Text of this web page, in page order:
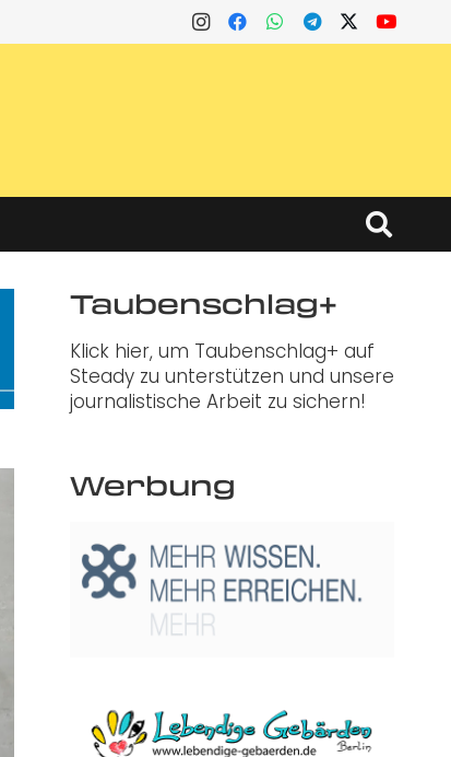
Taubenschlag+
Klick hier, um Taubenschlag+ auf
Steady zu unterstützen und unsere
journalistische Arbeit zu sichern!
Werbung